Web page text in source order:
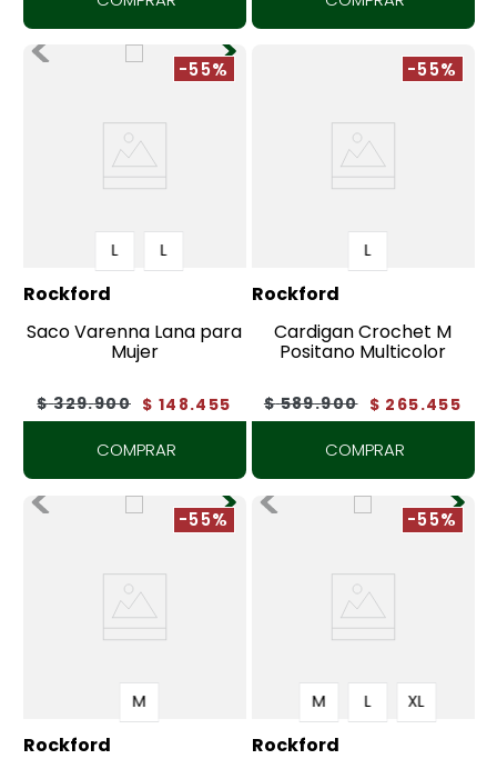
-55%
L L
Rockford
Saco Varenna Lana para
Mujer
$ 329.900 $ 148.455
COMPRAR
-55%
L
Rockford
Cardigan Crochet M
Positano Multicolor
$ 589.900 $ 265.455
COMPRAR
-55%
M
Rockford
-55%
M L XL
Rockford